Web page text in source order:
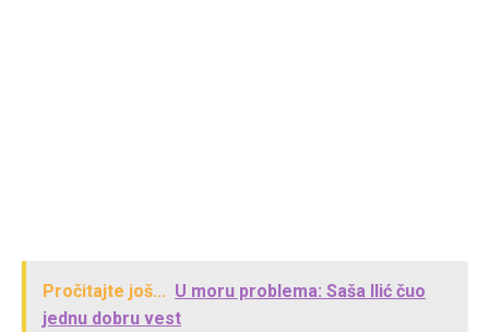
Pročitajte još... U moru problema: Saša Ilić čuo
jednu dobru vest